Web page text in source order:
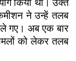
किया था। उक्त
ने उन्हें तलब
गए। अब एक बार
को लेकर तलब